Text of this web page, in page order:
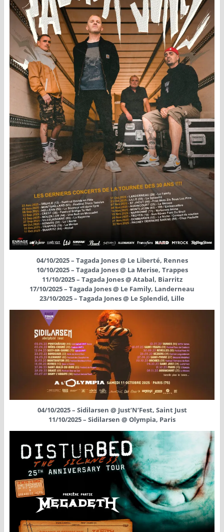
04/10/2025 – Tagada Jones @ Le Liberté, Rennes
10/10/2025 – Tagada Jones @ La Merise, Trappes
11/10/2025 – Tagada Jones @ Atabal, Biarritz
17/10/2025 – Tagada Jones @ Le Family, Landerneau
23/10/2025 – Tagada Jones @ Le Splendid, Lille
04/10/2025 – Sidilarsen @ Just’N’Fest, Saint Just
11/10/2025 – Sidilarsen @ Olympia, Paris